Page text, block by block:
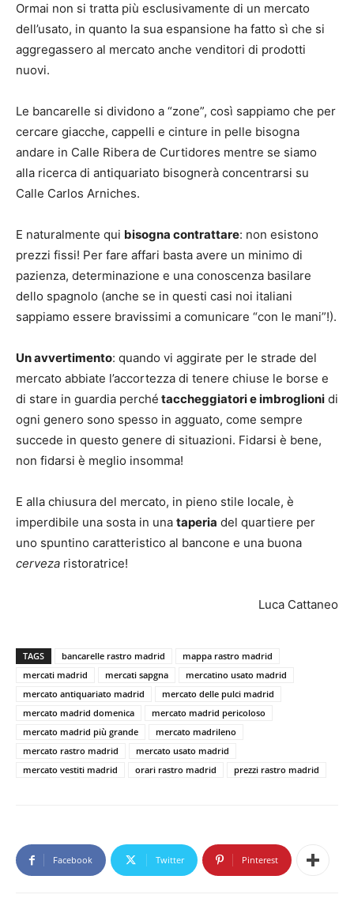
Ormai non si tratta più esclusivamente di un mercato
dell’usato, in quanto la sua espansione ha fatto sì che si
aggregassero al mercato anche venditori di prodotti
nuovi.
Le bancarelle si dividono a “zone”, così sappiamo che per
cercare giacche, cappelli e cinture in pelle bisogna
andare in Calle Ribera de Curtidores mentre se siamo
alla ricerca di antiquariato bisognerà concentrarsi su
Calle Carlos Arniches.
E naturalmente qui bisogna contrattare: non esistono
prezzi fissi! Per fare affari basta avere un minimo di
pazienza, determinazione e una conoscenza basilare
dello spagnolo (anche se in questi casi noi italiani
sappiamo essere bravissimi a comunicare “con le mani”!).
Un avvertimento: quando vi aggirate per le strade del
mercato abbiate l’accortezza di tenere chiuse le borse e
di stare in guardia perché taccheggiatori e imbroglioni di
ogni genero sono spesso in agguato, come sempre
succede in questo genere di situazioni. Fidarsi è bene,
non fidarsi è meglio insomma!
E alla chiusura del mercato, in pieno stile locale, è
imperdibile una sosta in una taperia del quartiere per
uno spuntino caratteristico al bancone e una buona
cerveza ristoratrice!
Luca Cattaneo
TAGS bancarelle rastro madrid
mappa rastro madrid
mercati madrid
mercati sapgna
mercatino usato madrid
mercato antiquariato madrid
mercato delle pulci madrid
mercato madrid domenica
mercato madrid pericoloso
mercato madrid più grande
mercato madrileno
mercato rastro madrid
mercato usato madrid
mercato vestiti madrid
orari rastro madrid prezzi rastro madrid
Facebook Twitter Pinterest